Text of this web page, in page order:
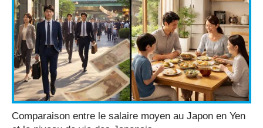
Comparaison entre le salaire moyen au Japon en Yen